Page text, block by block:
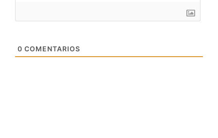
0 COMENTARIOS